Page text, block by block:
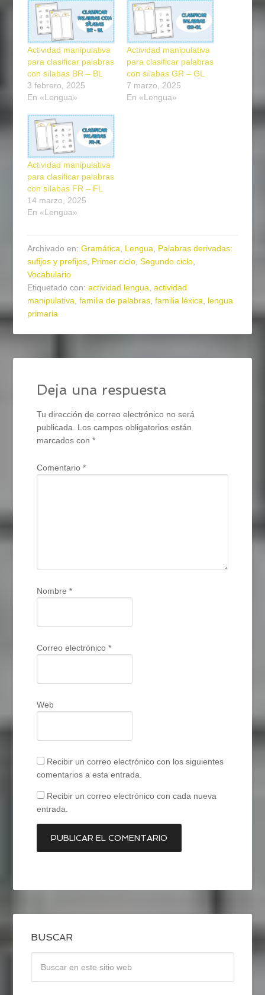
Actividad manipulativa
para clasificar palabras
con sílabas BR – BL
3 febrero, 2025
En «Lengua»
Actividad manipulativa
para clasificar palabras
con sílabas GR – GL
7 marzo, 2025
En «Lengua»
Actividad manipulativa
para clasificar palabras
con sílabas FR – FL
14 marzo, 2025
En «Lengua»
Archivado en:Gramática, Lengua, Palabras derivadas:
sufijos y prefijos, Primer ciclo,Segundo ciclo,
Vocabulario
Etiquetado con:actividad lengua,actividad
manipulativa,familia de palabras,familia léxica, lengua
primaria
Deja una respuesta
Tu dirección de correo electrónico no será
publicada. Los campos obligatorios están
marcados con*
Comentario*
Nombre*
Correo electrónico*
Web
Recibir un correo electrónico con los siguientes
comentarios a esta entrada.
Recibir un correo electrónico con cada nueva
entrada.
BUSCAR